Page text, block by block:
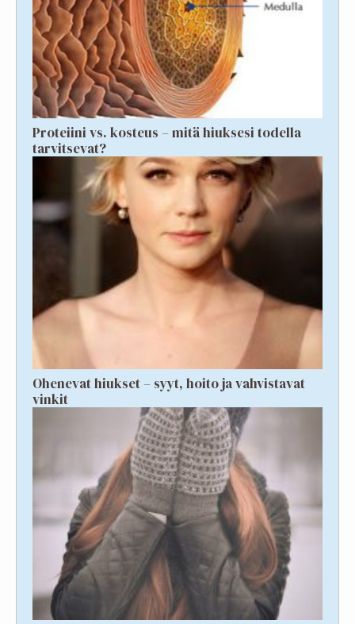
Proteiini vs. kosteus – mitä hiuksesi todella
tarvitsevat?
Ohenevat hiukset – syyt, hoito ja vahvistavat
vinkit